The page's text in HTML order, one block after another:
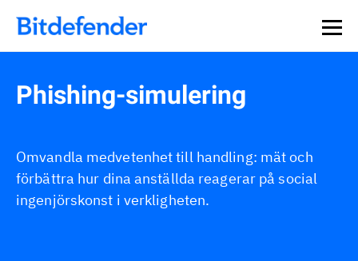
Phishing-simulering
Omvandla medvetenhet till handling: mät och
förbättra hur dina anställda reagerar på social
ingenjörskonst i verkligheten.